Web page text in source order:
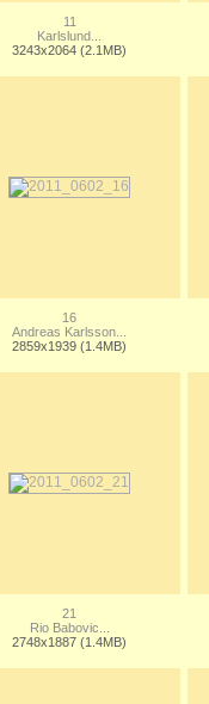
11
Karlslund...
3243x2064 (2.1MB)
16
Andreas Karlsson...
2859x1939 (1.4MB)
21
Rio Babovic...
2748x1887 (1.4MB)